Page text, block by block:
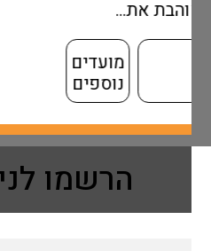
קרא עוד
הרשמו